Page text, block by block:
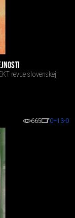
revue slovenskej
665 0+13-0